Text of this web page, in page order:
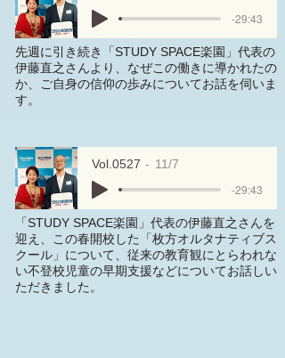
-29:43
先週に引き続き「STUDY SPACE楽園」代表の
伊藤直之さんより、なぜこの働きに導かれたの
か、ご自身の信仰の歩みについてお話を伺いま
す。
Vol.0527 11/7
-29:43
「STUDY SPACE楽園」代表の伊藤直之さんを
迎え、この春開校した「枚方オルタナティブス
クール」について、従来の教育観にとらわれな
い不登校児童の早期支援などについてお話しい
ただきました。